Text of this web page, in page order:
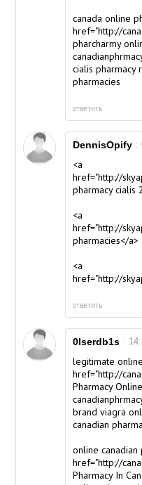
canada online
href="http://
pharcharmy
cialis pharmacy
pharmacies
ответить
DennisOpify :
<a
href="http://
pharmacy cialis
<a
href="http://
pharmacies</a>
<a
href="http://
ответить
0lserdb1s :
legitimate
href="http://
Pharmacy
brand viagra
canadian
online canadian
href="http://
Pharmacy In